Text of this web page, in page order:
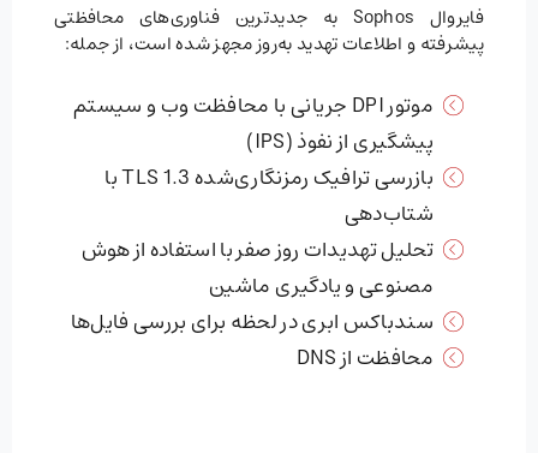
فایروال Sophos به جدیدترین فناوری‌های محافظتی
پیشرفته و اطلاعات تهدید به‌روز مجهز شده است، از جمله:
موتور DPI جریانی با محافظت وب و سیستم
پیشگیری از نفوذ (IPS)
بازرسی ترافیک رمزنگاری‌شده TLS 1.3 با
شتاب‌دهی
تحلیل تهدیدات روز صفر با استفاده از هوش
مصنوعی و یادگیری ماشین
سندباکس ابری در لحظه برای بررسی فایل‌ها
محافظت از DNS